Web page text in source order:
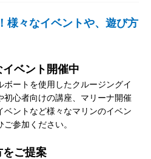
様々なイベントや、遊び方
イベント開催中
ボートを使用したクルージングイ
初心者向けの講座、マリーナ開催
ベントなど様々なマリンのイベン
ご参加ください。
をご提案